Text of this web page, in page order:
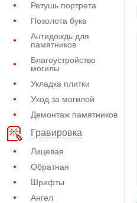
Ретушь портрета
Позолота букв
Антидождь для
памятников
Благоустройство
могилы
Укладка плитки
Уход за могилой
Демонтаж памятников
Гравировка
Лицевая
Обратная
Шрифты
Ангел